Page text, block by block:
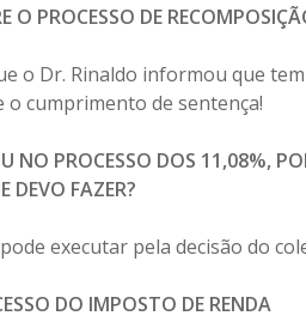
O PROCESSO DE
o Dr. Rinaldo informou que
o cumprimento de sentença!
NO PROCESSO DOS 11,08%,
DEVO FAZER?
executar pela decisão do
DO IMPOSTO DE RENDA